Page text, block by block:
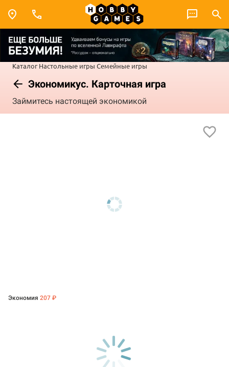
Каталог Настольные игры Семейные игры
Экономикус. Карточная игра
Займитесь настоящей экономикой
Экономия 207 ₽